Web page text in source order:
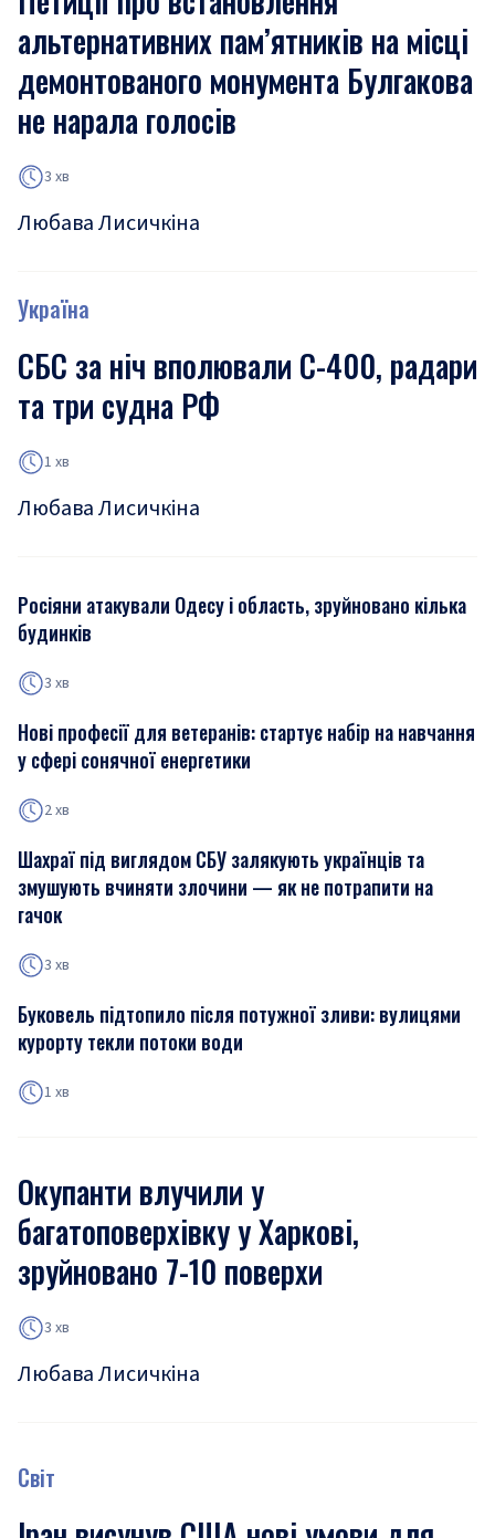
альтернативних пам’ятників на місці
демонтованого монумента Булгакова
не нарала голосів
3 хв
Любава Лисичкіна
Україна
СБС за ніч вполювали С-400, радари
та три судна РФ
1 хв
Любава Лисичкіна
Росіяни атакували Одесу і область, зруйновано кілька
будинків
3 хв
Нові професії для ветеранів: стартує набір на навчання
у сфері сонячної енергетики
2 хв
Шахраї під виглядом СБУ залякують українців та
змушують вчиняти злочини — як не потрапити на
гачок
3 хв
Буковель підтопило після потужної зливи: вулицями
курорту текли потоки води
1 хв
Окупанти влучили у
багатоповерхівку у Харкові,
зруйновано 7-10 поверхи
3 хв
Любава Лисичкіна
Світ